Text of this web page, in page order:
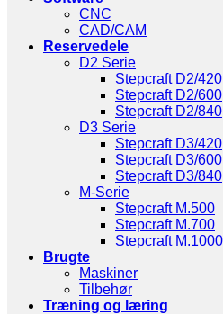
CNC
CAD/CAM
Reservedele
D2 Serie
Stepcraft D2/420
Stepcraft D2/600
Stepcraft D2/840
D3 Serie
Stepcraft D3/420
Stepcraft D3/600
Stepcraft D3/840
M-Serie
Stepcraft M.500
Stepcraft M.700
Stepcraft M.1000
Brugte
Maskiner
Tilbehør
Træning og læring